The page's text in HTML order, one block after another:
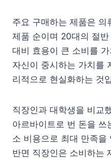
주요 구매하는 제품은
제품 순이며 20대의 절
대비 효용이 큰 소비를
자신이 중시하는 가치를
리적으로 현실화하는 것
직장인과 대학생을 비교
아르바이트로 번 돈을 쓰
소 비용으로 최대 만족을
반면 직장인은 소비하는